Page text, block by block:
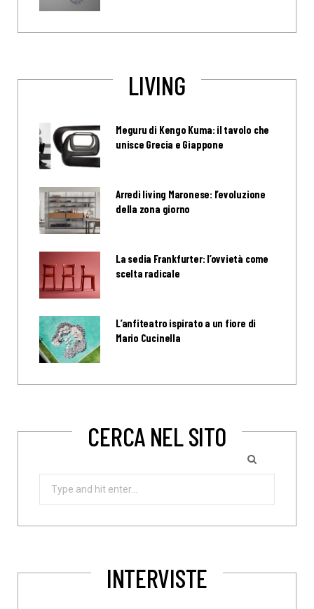
LIVING
Meguru di Kengo Kuma: il tavolo che
unisce Grecia e Giappone
Arredi living Maronese: l’evoluzione
della zona giorno
La sedia Frankfurter: l’ovvietà come
scelta radicale
L’anfiteatro ispirato a un fiore di
Mario Cucinella
CERCA NEL SITO
Search
INTERVISTE